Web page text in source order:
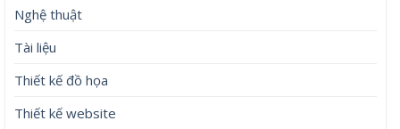
Nghệ thuật
Tài liệu
Thiết kế đồ họa
Thiết kế website